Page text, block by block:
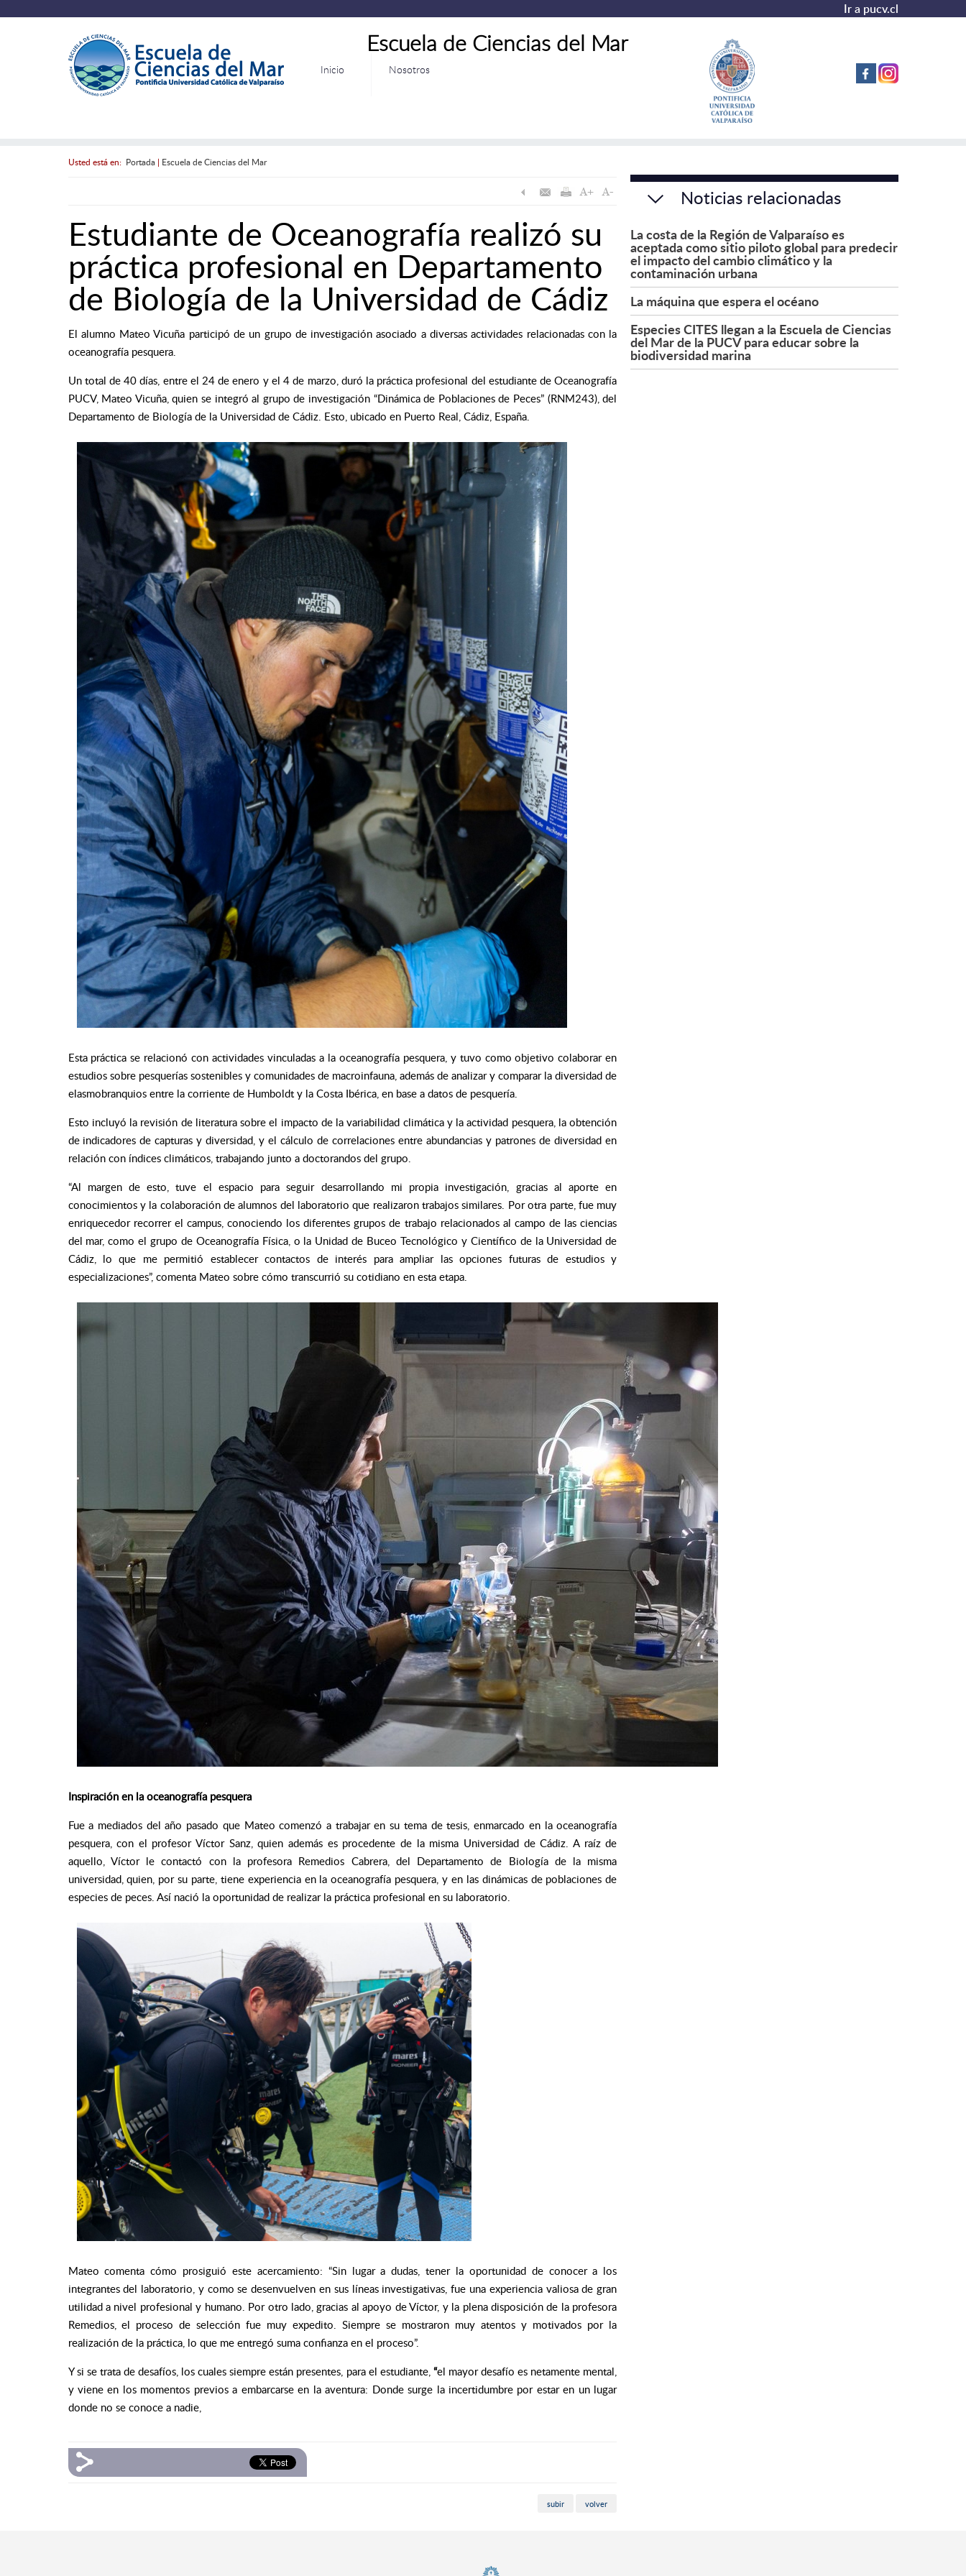
Ir a pucv.cl
Escuela de Ciencias del Mar
Inicio Nosotros
Usted está en: Portada| Escuela de Ciencias del Mar
Estudiante de Oceanografía realizó su
práctica profesional en Departamento
de Biología de la Universidad de Cádiz
El alumno Mateo Vicuña participó de un grupo de investigación asociado a diversas actividades relacionadas con la
oceanografía pesquera.
Un total de 40 días, entre el 24 de enero y el 4 de marzo, duró la práctica profesional del estudiante de Oceanografía
PUCV, Mateo Vicuña, quien se integró al grupo de investigación “Dinámica de Poblaciones de Peces” (RNM243), del
Departamento de Biología de la Universidad de Cádiz. Esto, ubicado en Puerto Real, Cádiz, España.
Esta práctica se relacionó con actividades vinculadas a la oceanografía pesquera, y tuvo como objetivocolaborar en
estudios sobre pesquerías sostenibles y comunidades de macroinfauna, además de analizar y comparar la diversidad de
elasmobranquios entre la corriente de Humboldt y la Costa Ibérica, en base a datos de pesquería.
Esto incluyó la revisión de literatura sobre el impacto de la variabilidad climática y la actividad pesquera, la obtención
de indicadores de capturas y diversidad, y el cálculo de correlaciones entre abundancias y patrones de diversidad en
relación con índices climáticos, trabajando junto a doctorandos del grupo.
“Al margen de esto, tuve el espacio para seguir desarrollando mi propia investigación, gracias al aporte en
conocimientos y la colaboración de alumnos del laboratorio que realizaron trabajos similares. Por otra parte, fue muy
enriquecedor recorrer el campus, conociendo los diferentes grupos de trabajo relacionados al campo de las ciencias
del mar, como el grupo de Oceanografía Física, o la Unidad de Buceo Tecnológico y Científico de la Universidad de
Cádiz, lo que me permitió establecer contactos de interés para ampliar las opciones futuras de estudios y
especializaciones”, comenta Mateo sobre cómo transcurrió su cotidiano en esta etapa.
Inspiración en la oceanografía pesquera
Fue a mediados del año pasado que Mateo comenzó a trabajar en su tema de tesis, enmarcado en la oceanografía
pesquera, con el profesor Víctor Sanz, quien además es procedente de la misma Universidad de Cádiz. A raíz de
aquello, Víctor le contactó con la profesora Remedios Cabrera, del Departamento de Biología de la misma
universidad, quien, por su parte, tiene experiencia en la oceanografía pesquera, y en las dinámicas de poblaciones de
especies de peces. Así nació la oportunidad de realizar la práctica profesional en su laboratorio.
Mateo comenta cómo prosiguió este acercamiento: “Sin lugar a dudas, tener la oportunidad de conocer a los
integrantes del laboratorio, y como se desenvuelven en sus líneas investigativas, fue una experiencia valiosa de gran
utilidad a nivel profesional y humano. Por otro lado, gracias al apoyo de Víctor, y la plena disposición de la profesora
Remedios, el proceso de selección fue muy expedito. Siempre se mostraron muy atentos y motivados por la
realización de la práctica, lo que me entregó suma confianza en el proceso”.
Y si se trata de desafíos, los cuales siempre están presentes, para el estudiante, “el mayor desafío es netamente mental,
y viene en los momentos previos a embarcarse en la aventura: Donde surge la incertidumbre por estar en un lugar
donde no se conoce a nadie,
subir volver
Noticias relacionadas
La costa de la Región de Valparaíso es
aceptada como sitio piloto global para predecir
el impacto del cambio climático y la
contaminación urbana
La máquina que espera el océano
Especies CITES llegan a la Escuela de Ciencias
del Mar de la PUCV para educar sobre la
biodiversidad marina